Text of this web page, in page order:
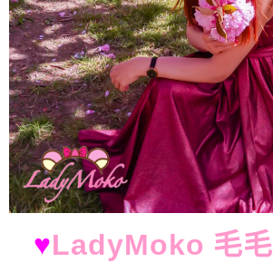
♥LadyMoko 毛毛